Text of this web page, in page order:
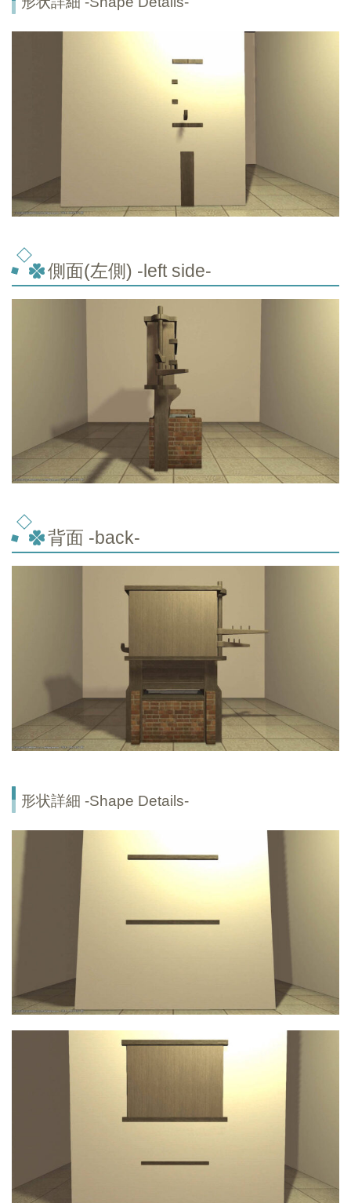
側面(左側) -left side-
背面 -back-
形状詳細 -Shape Details-